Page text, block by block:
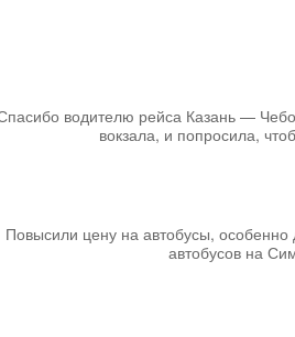
водителю рейса Казань —
вокзала, и попросила,
Повысили цену на автобусы,
автобусов на